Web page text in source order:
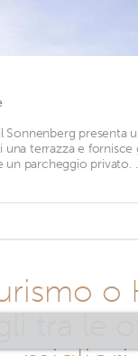
Sonnenberg presenta
una terrazza e
un parcheggio privato.
o
tra le